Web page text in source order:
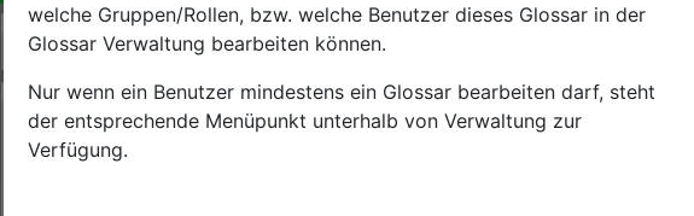
welche Gruppen/Rollen, bzw. welche Benutzer dieses Glossar in der
Glossar Verwaltung bearbeiten können.
Nur wenn ein Benutzer mindestens ein Glossar bearbeiten darf, steht
der entsprechende Menüpunkt unterhalb von Verwaltung zur
Verfügung.